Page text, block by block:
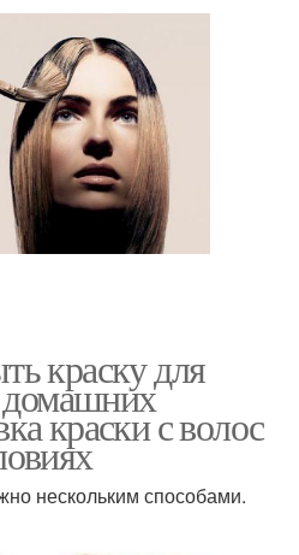
краску для
домашних
краски с волос
нескольким способами.